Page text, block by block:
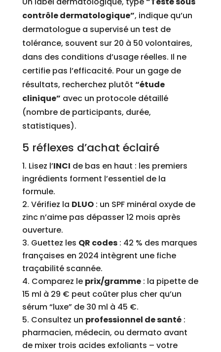
contrôle dermatologique”, indique qu’un
dermatologue a supervisé un test de
tolérance, souvent sur 20 à 50 volontaires,
dans des conditions d’usage réelles. Il ne
certifie pas l’efficacité. Pour un gage de
résultats, recherchez plutôt “étude
clinique” avec un protocole détaillé
(nombre de participants, durée,
statistiques).
5 réflexes d’achat éclairé
Lisez l’INCI de bas en haut : les premiers
ingrédients forment l’essentiel de la
formule.
Vérifiez la DLUO: un SPF minéral oxyde de
zinc n’aime pas dépasser 12 mois après
ouverture.
Guettez les QR codes: 42 % des marques
françaises en 2024 intègrent une fiche
traçabilité scannée.
Comparez le prix/gramme: la pipette de
15 ml à 29 € peut coûter plus cher qu’un
sérum “luxe” de 30 ml à 45 €.
Consultez un professionnel de santé:
pharmacien, médecin, ou dermato avant
de mixer trois acides exfoliants – votre